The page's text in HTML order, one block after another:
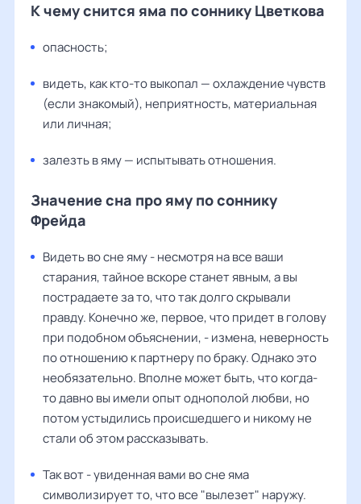
К чему снится яма по соннику Цветкова
опасность;
видеть, как кто-то выкопал — охлаждение чувств
(если знакомый), неприятность, материальная
или личная;
залезть в яму — испытывать отношения.
Значение сна про яму по соннику
Фрейда
Видеть во сне яму - несмотря на все ваши
старания, тайное вскоре станет явным, а вы
пострадаете за то, что так долго скрывали
правду. Конечно же, первое, что придет в голову
при подобном объяснении, - измена, неверность
по отношению к партнеру по браку. Однако это
необязательно. Вполне может быть, что когда-
то давно вы имели опыт однополой любви, но
потом устыдились происшедшего и никому не
стали об этом рассказывать.
Так вот - увиденная вами во сне яма
символизирует то, что все "вылезет" наружу.